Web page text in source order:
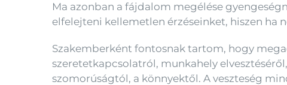
Ma azonban a fájdalom megélése
elfelejteni kellemetlen érzéseinket, hiszen ha
Szakemberként fontosnak tartom, hogy
szeretetkapcsolatról, munkahely
szomorúságtól, a könnyektől. A veszteség